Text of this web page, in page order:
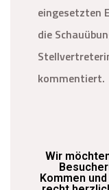
eingesetzten
die
kommentiert.
Wir
Kommen